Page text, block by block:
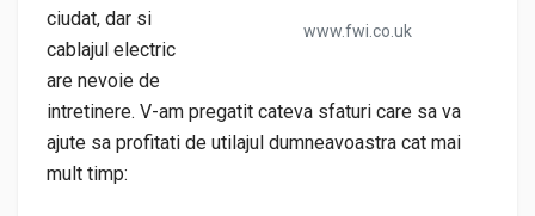
www.fwi.co.uk
ciudat, dar si
cablajul electric
are nevoie de
intretinere. V-am pregatit cateva sfaturi care sa va
ajute sa profitati de utilajul dumneavoastra cat mai
mult timp: